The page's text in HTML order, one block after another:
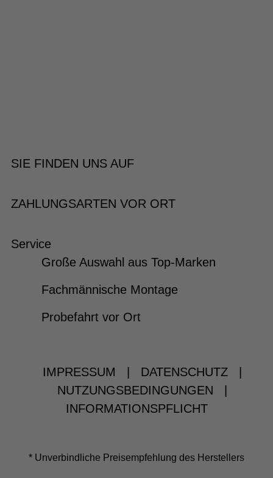
SIE FINDEN UNS AUF
ZAHLUNGSARTEN VOR ORT
Service
Große Auswahl aus Top-Marken
Fachmännische Montage
Probefahrt vor Ort
IMPRESSUM DATENSCHUTZ
NUTZUNGSBEDINGUNGEN
INFORMATIONSPFLICHT
* Unverbindliche Preisempfehlung des Herstellers